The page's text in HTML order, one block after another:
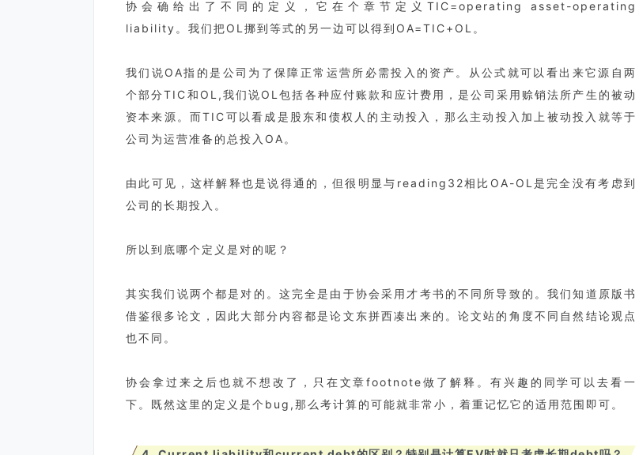
协会确给出了不同的定义，它在个章节定义TIC=operating asset-operating
liability。我们把OL挪到等式的另一边可以得到OA=TIC+OL。
我们说OA指的是公司为了保障正常运营所必需投入的资产。从公式就可以看出来它源自两
个部分TIC和OL,我们说OL包括各种应付账款和应计费用，是公司采用赊销法所产生的被动
资本来源。而TIC可以看成是股东和债权人的主动投入，那么主动投入加上被动投入就等于
公司为运营准备的总投入OA。
由此可见，这样解释也是说得通的，但很明显与reading32相比OA-OL是完全没有考虑到
公司的长期投入。
所以到底哪个定义是对的呢？
其实我们说两个都是对的。这完全是由于协会采用才考书的不同所导致的。我们知道原版书
借鉴很多论文，因此大部分内容都是论文东拼西凑出来的。论文站的角度不同自然结论观点
也不同。
协会拿过来之后也就不想改了，只在文章footnote做了解释。有兴趣的同学可以去看一
下。既然这里的定义是个bug,那么考计算的可能就非常小，着重记忆它的适用范围即可。